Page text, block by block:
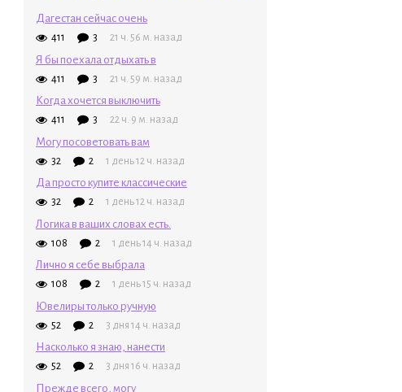
Дагестан сейчас очень
411 3 21 ч. 56 м. назад
Я бы поехала отдыхать в
411 3 21 ч. 59 м. назад
Когда хочется выключить
411 3 22 ч. 9 м. назад
Могу посоветовать вам
32 2 1 день 12 ч. назад
Да просто купите классические
32 2 1 день 12 ч. назад
Логика в ваших словах есть.
108 2 1 день 14 ч. назад
Лично я себе выбрала
108 2 1 день 15 ч. назад
Ювелиры только ручную
52 2 3 дня 14 ч. назад
Насколько я знаю, нанести
52 2 3 дня 16 ч. назад
Прежде всего, могу